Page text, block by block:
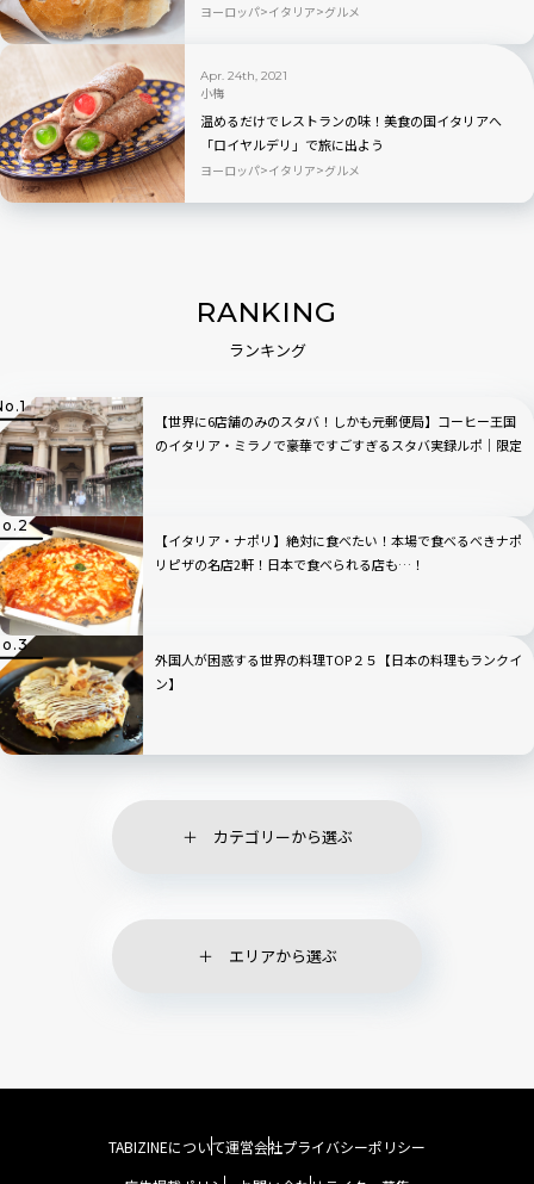
ヨーロッパ イタリア グルメ
Apr. 24th, 2021
小梅
温めるだけでレストランの味！美食の国イタリアへ
「ロイヤルデリ」で旅に出よう
ヨーロッパ イタリア グルメ
RANKING
ランキング
【世界に6店舗のみのスタバ！しかも元郵便局】コーヒー王国
のイタリア・ミラノで豪華ですごすぎるスタバ実録ルポ｜限定
【イタリア・ナポリ】絶対に食べたい！本場で食べるべきナポ
リピザの名店2軒！日本で食べられる店も…！
外国人が困惑する世界の料理TOP２５【日本の料理もランクイ
ン】
カテゴリーから選ぶ
エリアから選ぶ
TABIZINEについて運営会社プライバシーポリシー